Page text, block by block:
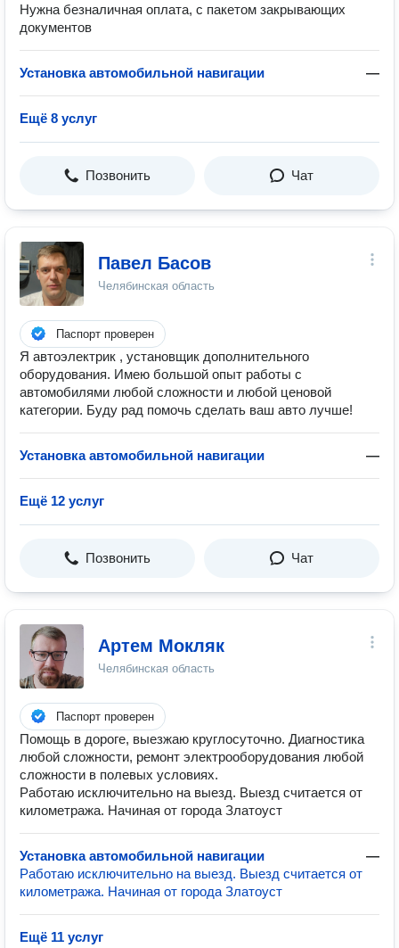
Нужна безналичная оплата, с пакетом закрывающих
документов
Установка автомобильной навигации —
Ещё 8 услуг
Позвонить Чат
Павел Басов
Челябинская область
Паспорт проверен
Я автоэлектрик , установщик дополнительного
оборудования. Имею большой опыт работы с
автомобилями любой сложности и любой ценовой
категории. Буду рад помочь сделать ваш авто лучше!
Установка автомобильной навигации —
Ещё 12 услуг
Позвонить Чат
Артем Мокляк
Челябинская область
Паспорт проверен
Помощь в дороге, выезжаю круглосуточно. Диагностика
любой сложности, ремонт электрооборудования любой
сложности в полевых условиях.
Работаю исключительно на выезд. Выезд считается от
километража. Начиная от города Златоуст
Установка автомобильной навигации
—
Работаю исключительно на выезд. Выезд считается от
километража. Начиная от города Златоуст
Ещё 11 услуг